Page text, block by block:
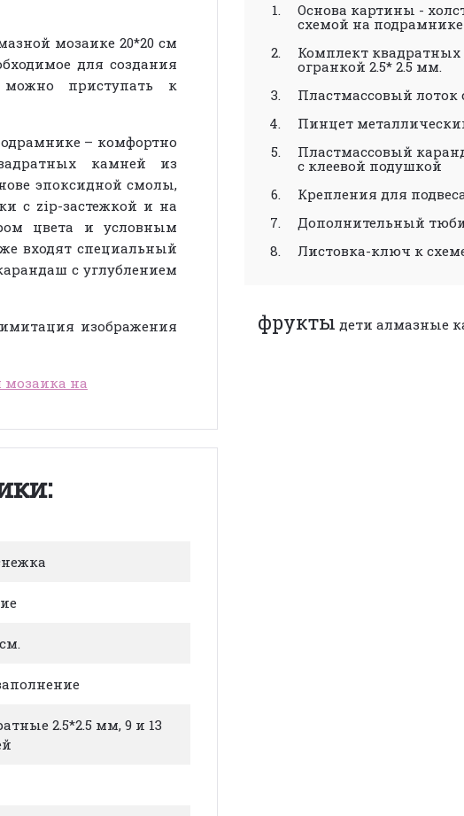
мозаике 20*20 см
для создания
приступать к
– комфортно
камней из
эпоксидной смолы,
с zip-застежкой и на
цвета и условным
входят специальный
с углублением
изображения
на
2.5*2.5 мм, 9 и 13
Основа картины -
схемой на подрамнике
Комплект
огранкой 2.5* 2.5 мм.
Пластмассовый лоток
Пинцет
Пластмассовый
с клеевой подушкой
Крепления для
Дополнительный
Листовка-ключ к
фрукты дети алмазные